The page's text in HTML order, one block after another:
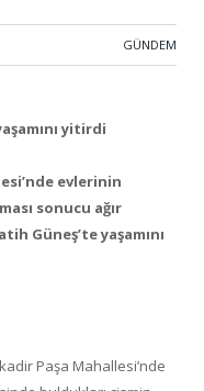
GÜNDEM
yitirdi
evlerinin
sonucu ağır
Güneş’te yaşamını
Paşa Mahallesi’nde